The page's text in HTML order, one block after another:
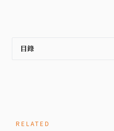
目錄
RELATED